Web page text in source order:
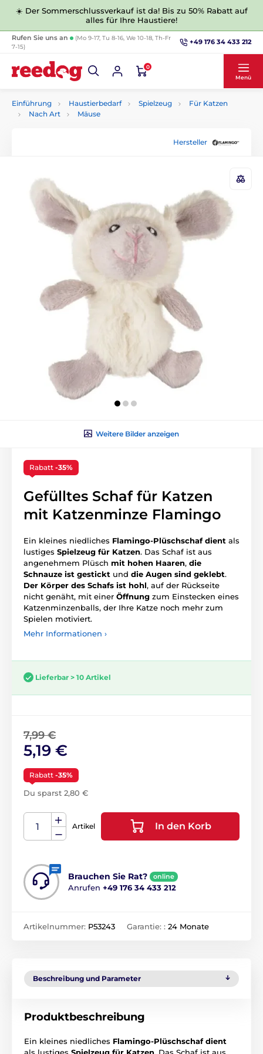
☀️ Der Sommerschlussverkauf ist da! Bis zu 50% Rabatt auf
alles für Ihre Haustiere!
Rufen Sie uns an
(Mo 9-17, Tu 8-16, We 10-18, Th-Fr
7-15)
+49 176 34 433 212
0
Menü
Einführung Haustierbedarf Spielzeug
Für Katzen
Nach Art
Mäuse
Hersteller
Weitere Bilder anzeigen
Rabatt -35%
Gefülltes Schaf für Katzen
mit Katzenminze Flamingo
Ein kleines niedliches Flamingo-Plüschschaf dient als
lustiges Spielzeug für Katzen. Das Schaf ist aus
angenehmem Plüsch mit hohen Haaren, die
Schnauze ist gestickt und die Augen sind geklebt.
Der Körper des Schafs ist hohl, auf der Rückseite
nicht genäht, mit einer Öffnung zum Einstecken eines
Katzenminzenballs, der Ihre Katze noch mehr zum
Spielen motiviert.
Mehr Informationen ›
Lieferbar > 10 Artikel
7,99 €
5,19 €
Rabatt -35%
Du sparst 2,80 €
Artikel In den Korb
Brauchen Sie Rat? online
Anrufen +49 176 34 433 212
Artikelnummer: P53243 Garantie: : 24 Monate
Beschreibung und Parameter
Produktbeschreibung
Ein kleines niedliches Flamingo-Plüschschaf dient